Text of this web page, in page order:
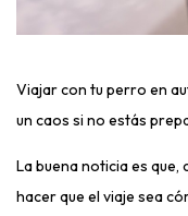
Viajar con tu perro en
un caos si no estás
La buena noticia es que,
hacer que el viaje sea